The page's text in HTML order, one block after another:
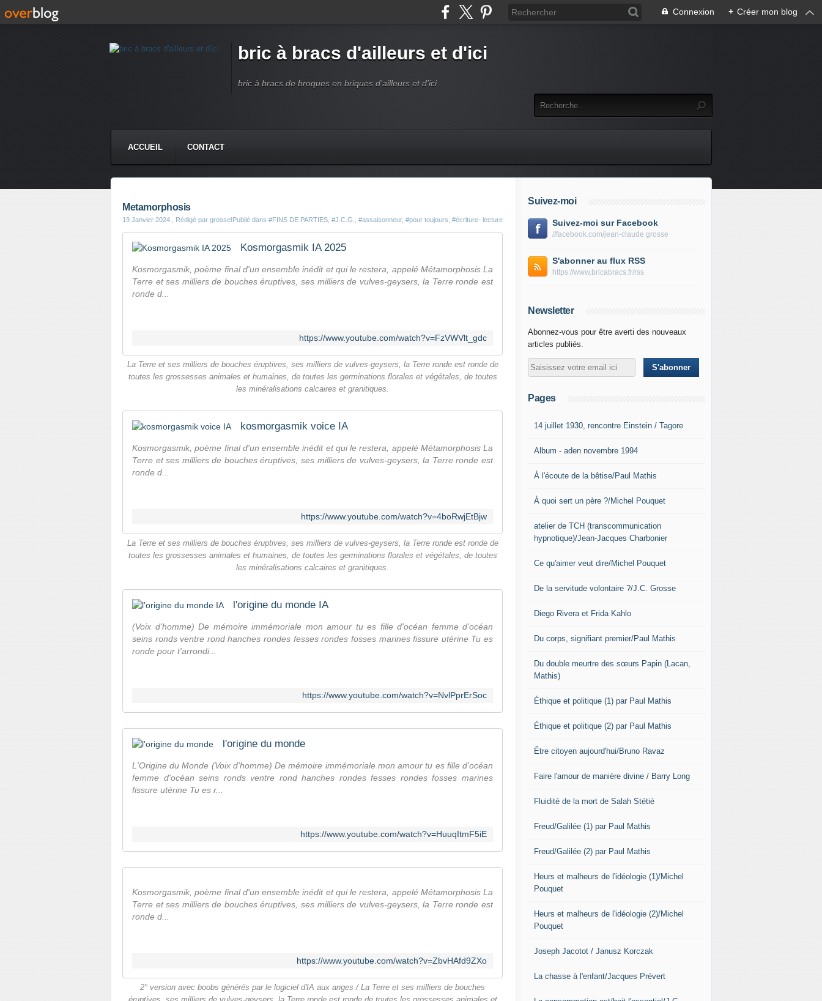
Connexion + Créer mon blog
bric à bracs d'ailleurs et d'ici
bric à bracs de broques en briques d'ailleurs et d'ici
ACCUEIL CONTACT
Metamorphosis
19 Janvier 2024 , Rédigé par grosselPublié dans #FINS DE PARTIES #J.C.G. #assaisonneur, #pour toujours #écriture- lecture
Kosmorgasmik IA 2025
Kosmorgasmik, poème final d'un ensemble inédit et qui le restera, appelé Métamorphosis La
Terre et ses milliers de bouches éruptives, ses milliers de vulves-geysers, la Terre ronde est
ronde d...
https://www.youtube.com/watch?v=FzVWVlt_gdc
La Terre et ses milliers de bouches éruptives, ses milliers de vulves-geysers, la Terre ronde est ronde de
toutes les grossesses animales et humaines, de toutes les germinations florales et végétales, de toutes
les minéralisations calcaires et granitiques.
kosmorgasmik voice IA
Kosmorgasmik, poème final d'un ensemble inédit et qui le restera, appelé Métamorphosis La
Terre et ses milliers de bouches éruptives, ses milliers de vulves-geysers, la Terre ronde est
ronde d...
https://www.youtube.com/watch?v=4boRwjEtBjw
La Terre et ses milliers de bouches éruptives, ses milliers de vulves-geysers, la Terre ronde est ronde de
toutes les grossesses animales et humaines, de toutes les germinations florales et végétales, de toutes
les minéralisations calcaires et granitiques.
l'origine du monde IA
(Voix d'homme) De mémoire immémoriale mon amour tu es fille d'océan femme d'océan
seins ronds ventre rond hanches rondes fesses rondes fosses marines fissure utérine Tu es
ronde pour t'arrondi...
https://www.youtube.com/watch?v=NvlPprErSoc
l'origine du monde
L'Origine du Monde (Voix d'homme) De mémoire immémoriale mon amour tu es fille d'océan
femme d'océan seins ronds ventre rond hanches rondes fesses rondes fosses marines
fissure utérine Tu es r...
https://www.youtube.com/watch?v=HuuqItmF5iE
Kosmorgasmik, poème final d'un ensemble inédit et qui le restera, appelé Métamorphosis La
Terre et ses milliers de bouches éruptives, ses milliers de vulves-geysers, la Terre ronde est
ronde d...
https://www.youtube.com/watch?v=ZbvHAfd9ZXo
2° version avec boobs générés par le logiciel d'IA aux anges / La Terre et ses milliers de bouches
Suivez-moi
Suivez-moi sur Facebook
//facebook.com/jean-claude grosse
S'abonner au flux RSS
https://www.bricabracs.fr/rss
Newsletter
Abonnez-vous pour être averti des nouveaux
articles publiés.
Pages
14 juillet 1930, rencontre Einstein / Tagore
Album - aden novembre 1994
À l'écoute de la bêtise/Paul Mathis
À quoi sert un père ?/Michel Pouquet
atelier de TCH (transcommunication
hypnotique)/Jean-Jacques Charbonier
Ce qu'aimer veut dire/Michel Pouquet
De la servitude volontaire ?/J.C. Grosse
Diego Rivera et Frida Kahlo
Du corps, signifiant premier/Paul Mathis
Du double meurtre des sœurs Papin (Lacan,
Mathis)
Éthique et politique (1) par Paul Mathis
Éthique et politique (2) par Paul Mathis
Être citoyen aujourd'hui/Bruno Ravaz
Faire l'amour de manière divine / Barry Long
Fluidité de la mort de Salah Stétié
Freud/Galilée (1) par Paul Mathis
Freud/Galilée (2) par Paul Mathis
Heurs et malheurs de l'idéologie (1)/Michel
Pouquet
Heurs et malheurs de l'idéologie (2)/Michel
Pouquet
Joseph Jacotot / Janusz Korczak
La chasse à l'enfant/Jacques Prévert